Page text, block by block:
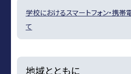
学校におけるスマートフォン・携
て
地域とともに